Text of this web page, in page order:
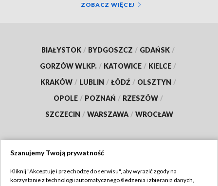
ZOBACZ WIĘCEJ
BIAŁYSTOK / BYDGOSZCZ / GDAŃSK /
GORZÓW WLKP. / KATOWICE / KIELCE /
KRAKÓW / LUBLIN / ŁÓDŹ / OLSZTYN /
OPOLE / POZNAŃ / RZESZÓW /
SZCZECIN / WARSZAWA / WROCŁAW
TVP
Szanujemy Twoją prywatność
Kliknij "Akceptuję i przechodzę do serwisu", aby wyrazić zgody na
korzystanie z technologii automatycznego śledzenia i zbierania danych,